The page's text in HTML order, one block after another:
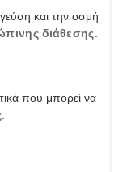
και την οσμή
διάθεσης
που μπορεί να